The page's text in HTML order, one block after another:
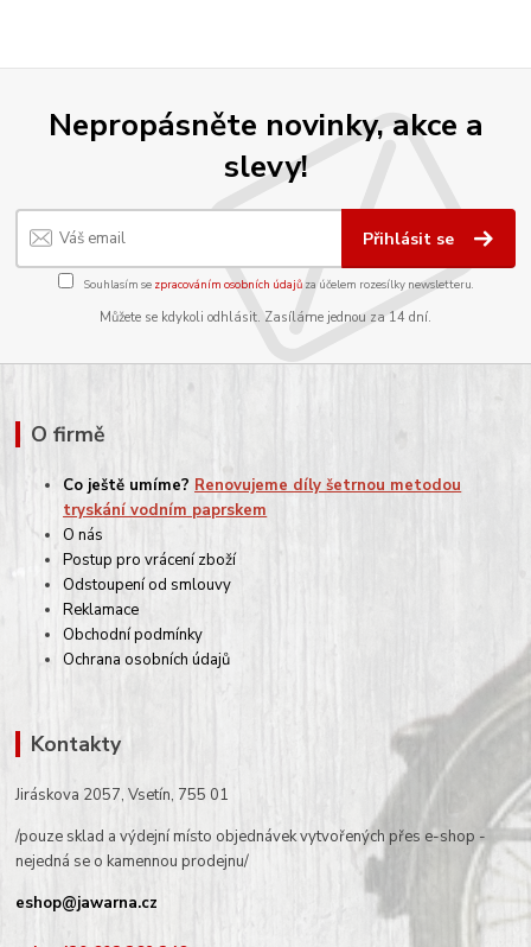
Nepropásněte novinky, akce a
slevy!
Přihlásit se
Souhlasím se zpracováním osobních údajůza účelem rozesílky newsletteru.
Můžete se kdykoli odhlásit. Zasíláme jednou za 14 dní.
O firmě
Co ještě umíme? Renovujeme díly šetrnou metodou
tryskání vodním paprskem
O nás
Postup pro vrácení zboží
Odstoupení od smlouvy
Reklamace
Obchodní podmínky
Ochrana osobních údajů
Kontakty
Jiráskova 2057, Vsetín, 755 01
/pouze sklad a výdejní místo objednávek vytvořených přes e-shop -
nejedná se o kamennou prodejnu/
eshop@jawarna.cz